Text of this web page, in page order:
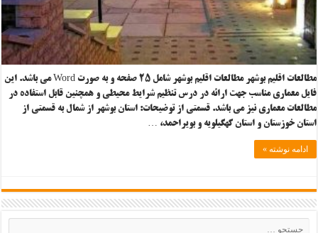
مطالعات اقلیم بوشهر مطالعات اقلیم بوشهر شامل ۲۵ صفحه و به صورت Word می باشد. این
فایل معماری مناسب جهت ارائه در درس تنظیم شرایط محیطی و همچنین قابل استفاده در
مطالعات معماری نیز می باشد. قسمتی از توضیحات: استان بوشهر از شمال به قسمتی از
استان خوزستان و استان کهگیلویه و بویراحمد، …
ادامه نوشته »